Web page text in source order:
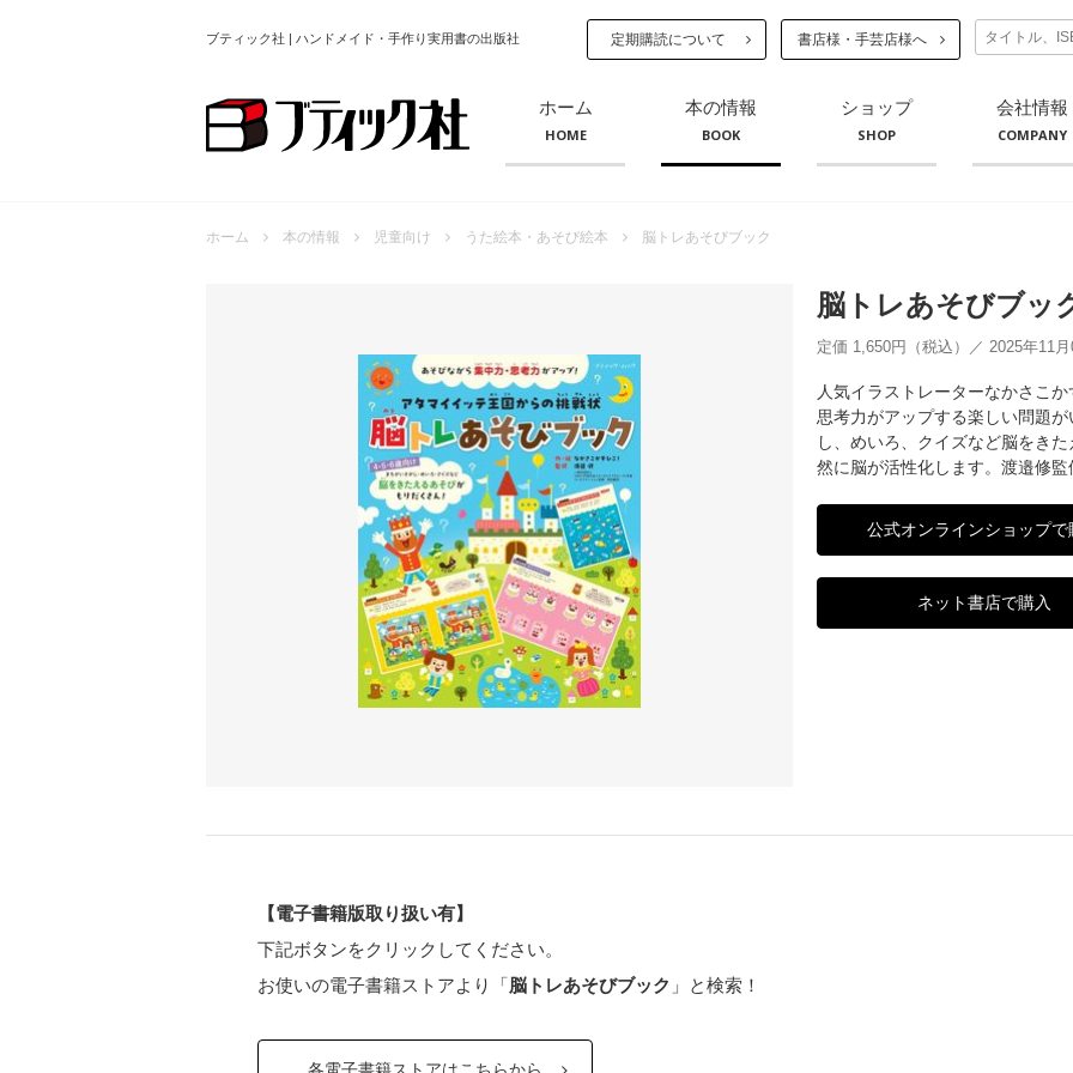
ブティック社 | ハンドメイド・手作り実用書の出版社 定期購読について 書店様・手芸店様へ
ホーム
HOME
本の情報
BOOK
ショップ
SHOP
会社情報
COMPANY
ホーム 本の情報 児童向け うた絵本・あそび絵本 脳トレあそびブック
脳トレあそびブッ
定価 1,650円（税込）／ 2025年11
人気イラストレーターなかさこ
思考力がアップする楽しい問題
し、めいろ、クイズなど脳をき
然に脳が活性化します。渡邉修監
公式オンラインショップで
ネット書店で購入
【電子書籍版取り扱い有】
下記ボタンをクリックしてください。
お使いの電子書籍ストアより「脳トレあそびブック 」と検索！